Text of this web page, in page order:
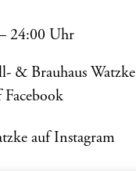
24:00 Uhr
& Brauhaus Watzke
Facebook
auf Instagram